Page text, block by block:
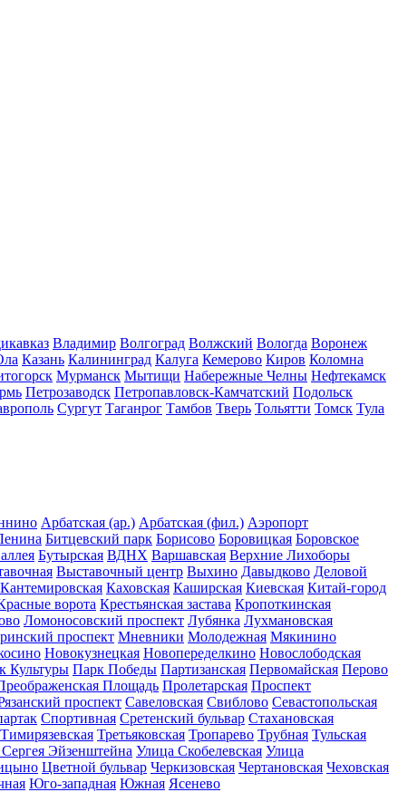
Владимир Волгоград Волжский Вологда Воронеж
Казань Калининград Калуга Кемерово Киров Коломна
Мурманск Мытищи Набережные Челны Нефтекамск
Петрозаводск Петропавловск-Камчатский Подольск
Сургут Таганрог Тамбов Тверь Тольятти Томск Тула
Арбатская (ар.) Арбатская (фил.) Аэропорт
Битцевский парк Борисово Боровицкая Боровское
Бутырская ВДНХ Варшавская Верхние Лихоборы
Выставочный центр Выхино Давыдково Деловой
Кантемировская Каховская Каширская Киевская Китай-город
ворота Крестьянская застава Кропоткинская
Ломоносовский проспект Лубянка Лухмановская
проспект Мневники Молодежная Мякинино
Новокузнецкая Новопеределкино Новослободская
Культуры Парк Победы Партизанская Первомайская Перово
Площадь Пролетарская Проспект
проспект Савеловская Свиблово Севастопольская
Спортивная Сретенский бульвар Стахановская
Тимирязевская Третьяковская Тропарево Трубная Тульская
Эйзенштейна Улица Скобелевская Улица
Цветной бульвар Черкизовская Чертановская Чеховская
Юго-западная Южная Ясенево